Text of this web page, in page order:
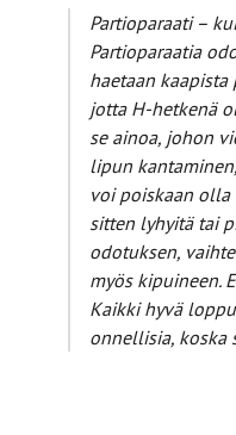
Partioparaati –
Partioparaatia
haetaan
jotta H-hetkenä
se ainoa, johon
lipun
voi poiskaan olla
sitten lyhyitä tai
odotuksen,
myös kipuineen.
Kaikki hyvä
onnellisia, koska